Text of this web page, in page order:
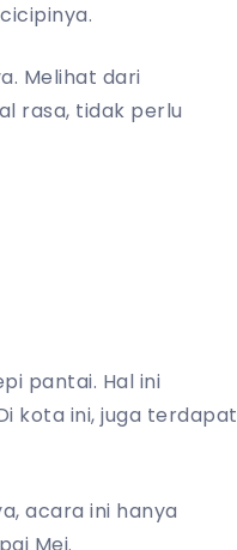
Melihat dari
rasa, tidak perlu
pantai. Hal ini
kota ini, juga terdapat
acara ini hanya